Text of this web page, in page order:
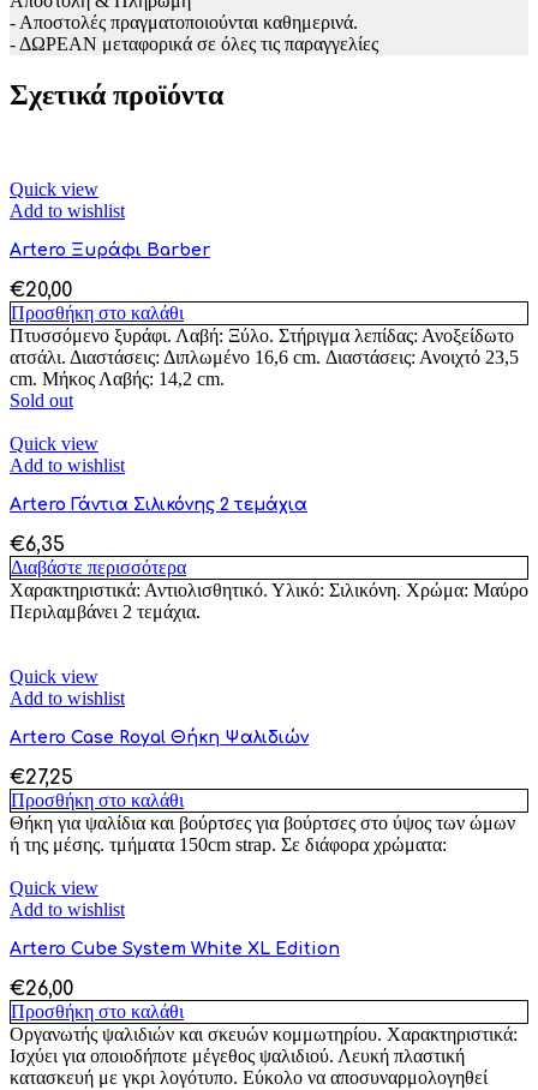
- Αποστολές πραγματοποιούνται καθημερινά.
- ΔΩΡΕΑΝ μεταφορικά σε όλες τις παραγγελίες
Σχετικά προϊόντα
Quick view
Add to wishlist
Artero Ξυράφι Barber
€20,00
Προσθήκη στο καλάθι
Πτυσσόμενο ξυράφι. Λαβή: Ξύλο. Στήριγμα λεπίδας: Ανοξείδωτο
ατσάλι. Διαστάσεις: Διπλωμένο 16,6 cm. Διαστάσεις: Ανοιχτό 23,5
cm. Μήκος Λαβής: 14,2 cm.
Sold out
Quick view
Add to wishlist
Artero Γάντια Σιλικόνης 2 τεμάχια
€6,35
Διαβάστε περισσότερα
Χαρακτηριστικά: Αντιολισθητικό. Υλικό: Σιλικόνη. Χρώμα: Μαύρο
Περιλαμβάνει 2 τεμάχια.
Quick view
Add to wishlist
Artero Case Royal Θήκη Ψαλιδιών
€27,25
Προσθήκη στο καλάθι
Θήκη για ψαλίδια και βούρτσες για βούρτσες στο ύψος των ώμων
ή της μέσης. τμήματα 150cm strap. Σε διάφορα χρώματα:
Quick view
Add to wishlist
Artero Cube System White XL Edition
€26,00
Προσθήκη στο καλάθι
Οργανωτής ψαλιδιών και σκευών κομμωτηρίου. Χαρακτηριστικά:
Ισχύει για οποιοδήποτε μέγεθος ψαλιδιού. Λευκή πλαστική
κατασκευή με γκρι λογότυπο. Εύκολο να αποσυναρμολογηθεί